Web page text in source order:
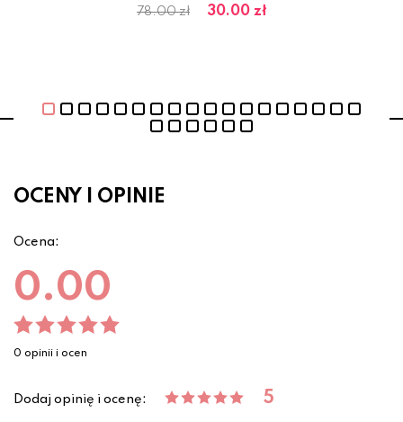
78.00 zł 30.00 zł
OCENY I OPINIE
Ocena:
0.00
0 opinii i ocen
Dodaj opinię i ocenę: 5